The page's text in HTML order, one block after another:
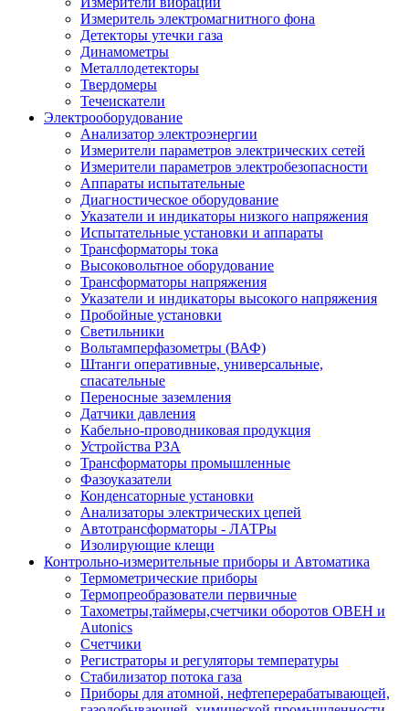
Измеритель электромагнитного фона
Детекторы утечки газа
Динамометры
Металлодетекторы
Твердомеры
Течеискатели
Электрооборудование
Анализатор электроэнергии
Измерители параметров электрических сетей
Измерители параметров электробезопасности
Аппараты испытательные
Диагностическое оборудование
Указатели и индикаторы низкого напряжения
Испытательные установки и аппараты
Трансформаторы тока
Высоковольтное оборудование
Трансформаторы напряжения
Указатели и индикаторы высокого напряжения
Пробойные установки
Светильники
Вольтамперфазометры (ВАФ)
Штанги оперативные, универсальные,
спасательные
Переносные заземления
Датчики давления
Кабельно-проводниковая продукция
Устройства РЗА
Трансформаторы промышленные
Фазоуказатели
Конденсаторные установки
Анализаторы электрических цепей
Автотрансформаторы - ЛАТРы
Изолирующие клещи
Контрольно-измерительные приборы и Автоматика
Термометрические приборы
Термопреобразователи первичные
Тахометры,таймеры,счетчики оборотов ОВЕН и
Autonics
Счетчики
Регистраторы и регуляторы температуры
Стабилизатор потока газа
Приборы для атомной, нефтеперерабатывающей,